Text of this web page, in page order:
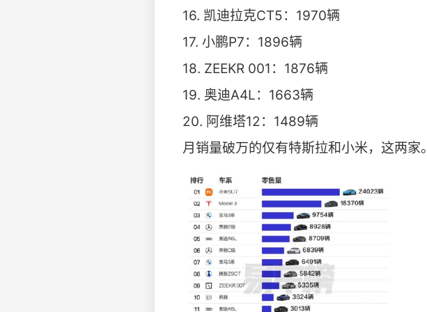
16. 凯迪拉克CT5：1970辆
17. 小鹏P7：1896辆
18. ZEEKR 001：1876辆
19. 奥迪A4L：1663辆
20. 阿维塔12：1489辆
月销量破万的仅有特斯拉和小米，这两家。